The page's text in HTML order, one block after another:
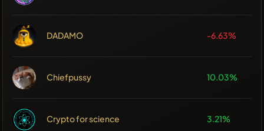
DADAMO -6.63%
Chiefpussy 10.03%
Crypto for science 3.21%